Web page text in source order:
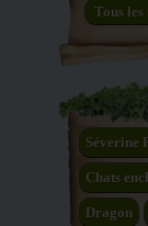
Tous
Séverine
Chats
Dragon